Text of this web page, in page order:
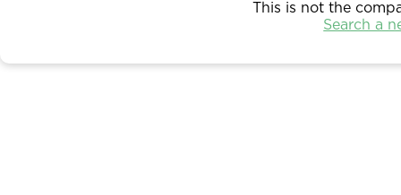
This is not the
Search a